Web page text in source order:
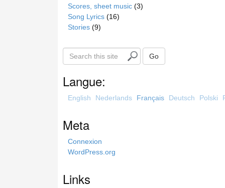
Scores, sheet music (3)
Song Lyrics (16)
Stories (9)
S
e
h
Go
Langue:
English Nederlands Français Deutsch Polski
Meta
Connexion
WordPress.org
Links